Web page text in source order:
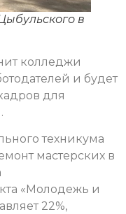
в
колледжи
и будет
для
техникума
мастерских в
«Молодежь и
22%,